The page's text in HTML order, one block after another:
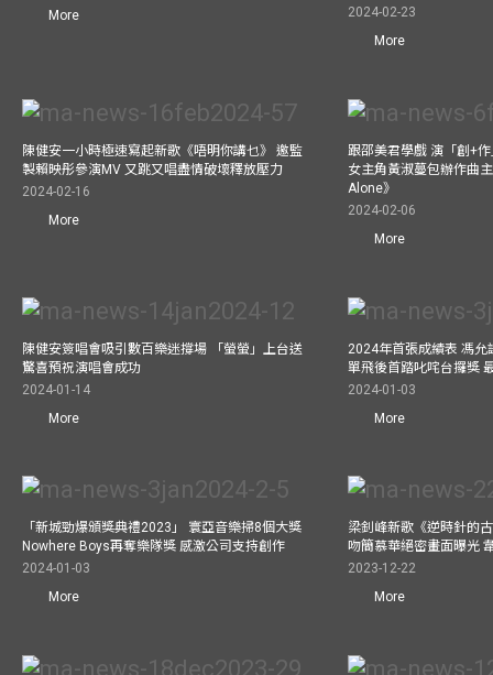
More
2024-02-23
More
陳健安一小時極速寫起新歌《唔明你講乜》 邀監
製賴映彤參演MV 又跳又唱盡情破壞釋放壓力
2024-02-16
More
跟邵美君學戲 演「創+
女主角黃淑蔓包辦作曲
Alone》
2024-02-06
More
陳健安簽唱會吸引數百樂迷撐場 「螢螢」上台送
驚喜預祝演唱會成功
2024-01-14
More
2024年首張成績表 馮允
單飛後首踏叱咤台攞獎
2024-01-03
More
「新城勁爆頒獎典禮2023」 寰亞音樂掃8個大獎
Nowhere Boys再奪樂隊獎 感激公司支持創作
2024-01-03
More
梁釗峰新歌《逆時針的
吻簡慕華絕密畫面曝光
2023-12-22
More